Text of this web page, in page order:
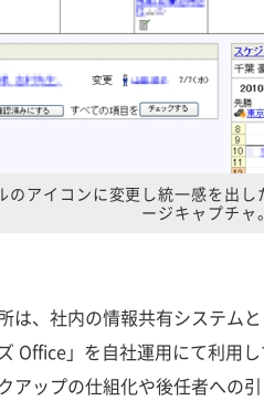
のアイコンに変更し統一感を出
ージキャプチャ。
は、社内の情報共有システム
Office」を自社運用にて利用
アップの仕組化や後任者への